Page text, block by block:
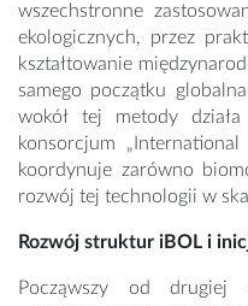
wszechstronne
ekologicznych, przez
kształtowanie
samego początku
wokół tej metody
konsorcjum
koordynuje zarówno
rozwój tej technologii w
Rozwój struktur iBOL i
Począwszy od drugiej